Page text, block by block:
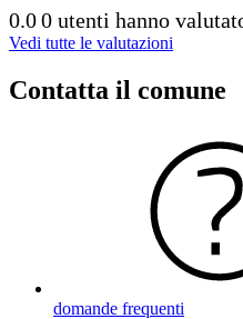
0.00 utenti hanno
Vedi tutte le valutazioni
Contatta il comune
domande frequenti